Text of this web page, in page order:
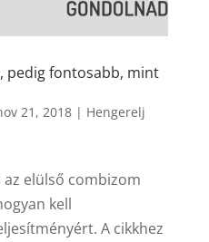
pedig fontosabb, mint
21, 2018| Hengerelj
elülső combizom
kell
A cikkhez